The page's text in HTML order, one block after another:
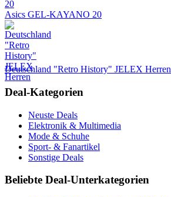
Asics GEL-KAYANO 20
Deutschland "Retro History" JELEX
Deal-Kategorien
Neuste Deals
Elektronik & Multimedia
Mode & Schuhe
Sport- & Fanartikel
Sonstige Deals
Beliebte Deal-Unterkategorien